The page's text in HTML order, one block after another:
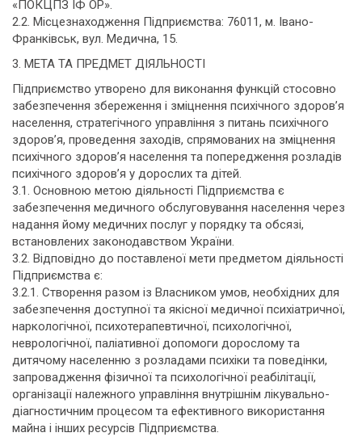
«ПОКЦПЗ ІФ ОР».
2.2. Місцезнаходження Підприємства: 76011, м. Івано-
Франківськ, вул. Медична, 15.
3. МЕТА ТА ПРЕДМЕТ ДІЯЛЬНОСТІ
Підприємство утворено для виконання функцій стосовно
забезпечення збереження і зміцнення психічного здоров’я
населення, стратегічного управління з питань психічного
здоров’я, проведення заходів, спрямованих на зміцнення
психічного здоров’я населення та попередження розладів
психічного здоров’я у дорослих та дітей.
3.1. Основною метою діяльності Підприємства є
забезпечення медичного обслуговування населення через
надання йому медичних послуг у порядку та обсязі,
встановлених законодавством України.
3.2. Відповідно до поставленої мети предметом діяльності
Підприємства є:
3.2.1. Створення разом із Власником умов, необхідних для
забезпечення доступної та якісної медичної психіатричної,
наркологічної, психотерапевтичної, психологічної,
неврологічної, паліативної допомоги дорослому та
дитячому населенню з розладами психіки та поведінки,
запровадження фізичної та психологічної реабілітації,
організації належного управління внутрішнім лікувально-
діагностичним процесом та ефективного використання
майна і інших ресурсів Підприємства.